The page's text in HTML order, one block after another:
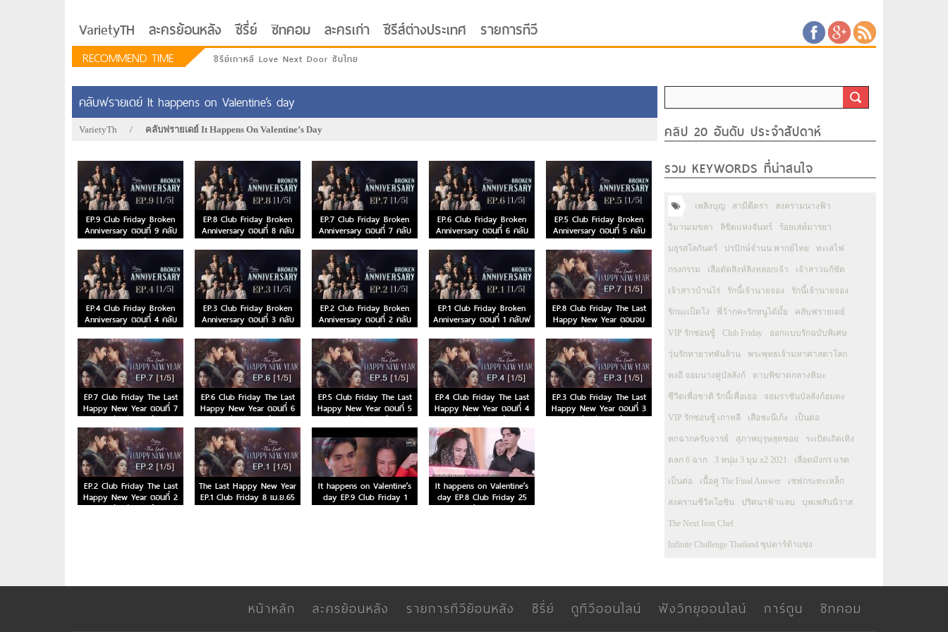
VarietyTH ละครย้อนหลัง ซีรี่ย์ ซิทคอม ละครเก่า ซีรีส์ต่างประเทศ รายการทีวี
RECOMMEND TIME ซีรีย์เกาหลี Love Next Door ซับไทย
รักอยู่ประตูถัดไป
คลับฟรายเดย์ It happens on Valentine’s day
VarietyTh / คลับฟรายเดย์ It Happens On Valentine’s Day
EP.9 Club Friday Broken
Anniversary ตอนที่ 9 คลับ
ฟรายเดย์
EP.8 Club Friday Broken
Anniversary ตอนที่ 8 คลับ
ฟรายเดย์
EP.7 Club Friday Broken
Anniversary ตอนที่ 7 คลับ
ฟรายเดย์
EP.6 Club Friday Broken
Anniversary ตอนที่ 6 คลับ
ฟรายเดย์
EP.5 Club Friday Broken
Anniversary ตอนที่ 5 คลับ
ฟรายเดย์
EP.4 Club Friday Broken
Anniversary ตอนที่ 4 คลับ
ฟรายเดย์
EP.3 Club Friday Broken
Anniversary ตอนที่ 3 คลับ
ฟรายเดย์
EP.2 Club Friday Broken
Anniversary ตอนที่ 2 คลับ
ฟรายเดย์
EP.1 Club Friday Broken
Anniversary ตอนที่ 1 คลับฟ
รายเดย์
EP.8 Club Friday The Last
Happy New Year ตอนจบ
คลับฟรายเดย์
EP.7 Club Friday The Last
Happy New Year ตอนที่ 7
คลับฟรายเดย์
EP.6 Club Friday The Last
Happy New Year ตอนที่ 6
คลับฟรายเดย์
EP.5 Club Friday The Last
Happy New Year ตอนที่ 5
คลับฟรายเดย์
EP.4 Club Friday The Last
Happy New Year ตอนที่ 4
คลับฟรายเดย์
EP.3 Club Friday The Last
Happy New Year ตอนที่ 3
คลับฟรายเดย์
EP.2 Club Friday The Last
Happy New Year ตอนที่ 2
คลับฟรายเดย์
The Last Happy New Year
EP.1 Club Friday 8 เม.ย.65
It happens on Valentine’s
day EP.9 Club Friday 1
เม.ย.65
It happens on Valentine’s
day EP.8 Club Friday 25
มี.ค.65
คลิป 20 อันดับ ประจำสัปดาห์
รวม KEYWORDS ที่น่าสนใจ
เพลิงบุญ สามีตีตรา สงครามนางฟ้า
วิมานเมขลา ลิขิตแห่งจันทร์ ร้อยเล่ห์มารยา
มธุรสโลกันตร์ ปรปักษ์จำนน พากย์ไทย ทะเลไฟ
กรงกรรม เสือตัดสิงห์ลิงหลอกเจ้า เจ้าสาวแก้ขัด
เจ้าสาวบ้านไร่ รักนี้เจ้านายจอง รักนี้เจ้านายจอง
รักนะเป็ดโง่ พี่ว้ากคะรักหนูได้มั้ย คลับฟรายเดย์
VIP รักซ่อนชู้ Club Friday ออกแบบรักฉบับพิเศษ
วุ่นรักทายาทพันล้าน พระพุทธเจ้ามหาศาสดาโลก
ทงอี จอมนางคู่บัลลังก์ ดาบพิฆาตกลางหิมะ
ชีวิตเพื่อชาติ รักนี้เพื่อเธอ จอมราชันบัลลังก์อมตะ
VIP รักซ่อนชู้ เกาหลี เสือชะนีเก้ง เป็นต่อ
หกฉากครับจารย์ สุภาพบุรุษสุดซอย ระเบิดเถิดเทิง
ตลก 6 ฉาก 3 หนุ่ม 3 มุม x2 2021 เลือดมังกร แรด
เป็นต่อ เนื้อคู่ The Final Answer เชฟกระทะเหล็ก
สงครามชีวิตโอชิน ปริศนาฟ้าแลบ บุพเพสันนิวาส
The Next Iron Chef
Infinite Challenge Thailand ซุปตาร์ท้าแข่ง
หน้าหลัก ละครย้อนหลัง รายการทีวีย้อนหลัง ซีรี่ย์ ดูทีวีออนไลน์ ฟังวิทยุออนไลน์ การ์ตูน ซิทคอม